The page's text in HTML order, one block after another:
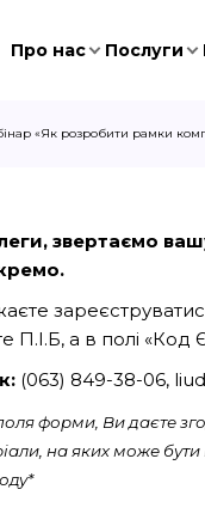
Про нас Послуги
«Як розробити рамки
звертаємо
П.І.Б, а в полі «Код
(063) 849-38-06,
форми, Ви даєте
на яких може